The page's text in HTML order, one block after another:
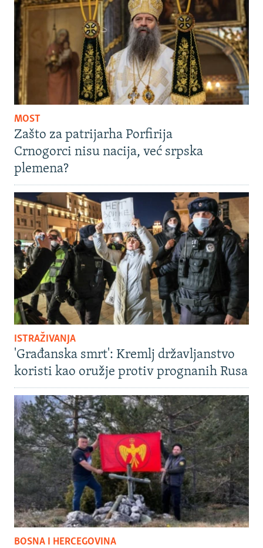
MOST
Zašto za patrijarha Porfirija
Crnogorci nisu nacija, već srpska
plemena?
ISTRAŽIVANJA
'Građanska smrt': Kremlj državljanstvo
koristi kao oružje protiv prognanih Rusa
BOSNA I HERCEGOVINA